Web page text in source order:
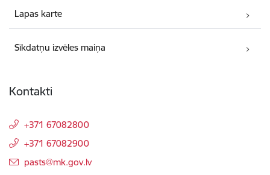
Lapas karte
Sīkdatņu izvēles maiņa
Kontakti
+371 67082800
+371 67082900
E-pasts:
pasts@mk.gov.lv